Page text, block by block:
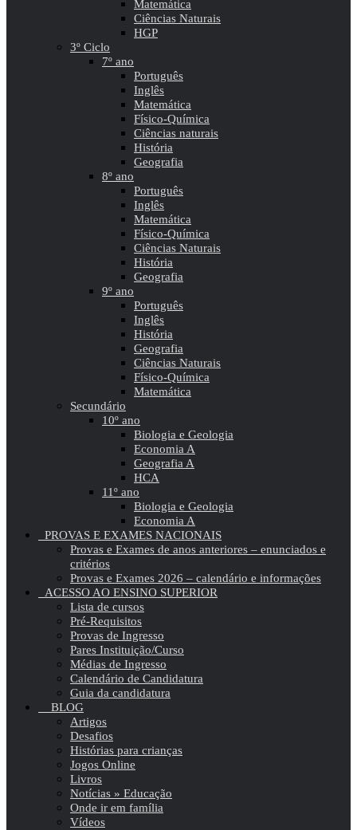
Matemática
Ciências Naturais
HGP
3º Ciclo
7º ano
Português
Inglês
Matemática
Físico-Química
Ciências naturais
História
Geografia
8º ano
Português
Inglês
Matemática
Físico-Química
Ciências Naturais
História
Geografia
9º ano
Português
Inglês
História
Geografia
Ciências Naturais
Físico-Química
Matemática
Secundário
10º ano
Biologia e Geologia
Economia A
Geografia A
HCA
11º ano
Biologia e Geologia
Economia A
PROVAS E EXAMES NACIONAIS
Provas e Exames de anos anteriores – enunciados e
critérios
Provas e Exames 2026 – calendário e informações
ACESSO AO ENSINO SUPERIOR
Lista de cursos
Pré-Requisitos
Provas de Ingresso
Pares Instituição/Curso
Médias de Ingresso
Calendário de Candidatura
Guia da candidatura
BLOG
Artigos
Desafios
Histórias para crianças
Jogos Online
Livros
Notícias » Educação
Onde ir em família
Vídeos